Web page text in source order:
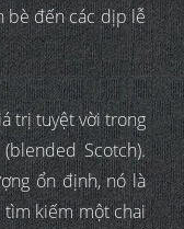
bè đến các dịp lễ
trị tuyệt vời trong
Scotch).
ổn định, nó là
tìm kiếm một chai